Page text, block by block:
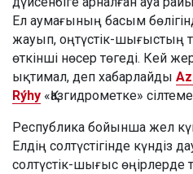
Ел аумағының басым
жауып, оңтүстік-шығыстың
өткінші нөсер төгеді. Кей
ықтимал, деп хабарлайды
Rýhy «Қазгидрометке»
Республика бойынша жел
Елдің солтүстігінде күндіз
солтүстік-шығыс өңірлерде